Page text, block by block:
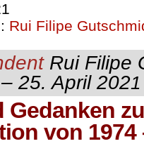
Rui Filipe
Rui Filipe
25. April 2021
Gedanken
von 1974